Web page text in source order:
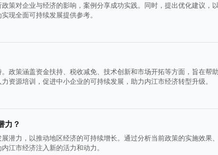
策对企业与经济的影响，案例分享成功实践。同时，提出优化建议，
现全面可持续发展提供参考。
政策涵盖资金扶持、税收减免、技术创新和市场开拓等方面，旨在帮
资源培训，促进中小企业的可持续发展，助力内江市经济转型升级。
力？
潜力，以推动地区经济的可持续增长。通过分析当前政策的实施效果
江市经济注入新的活力和动力。